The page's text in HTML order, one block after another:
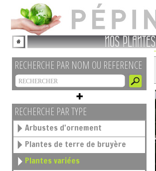
NOS PLANTES
RECHERCHE PAR NOM OU REFERENCE
RECHERCHE PAR TYPE
Arbustes d'ornement
Plantes de terre de bruyère
Plantes variées